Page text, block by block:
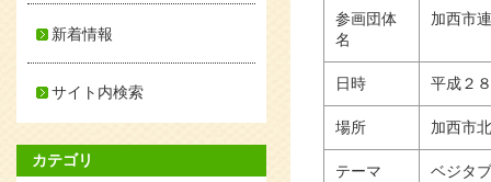
参画団体
名
加西市
日時 平成２
場所 加西市
テーマ
ベジタ
新着情報
サイト内検索
カテゴリ